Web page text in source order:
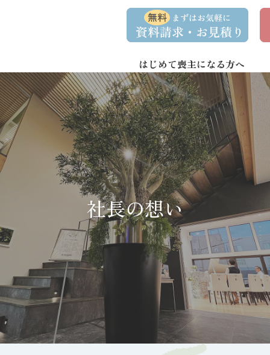
へ
ス
キ
ッ
プ
ョ
ン
に
移
動
資
求
問
い
合
わ
せ
事
談
はじめて喪主になる方へ
社長の想い